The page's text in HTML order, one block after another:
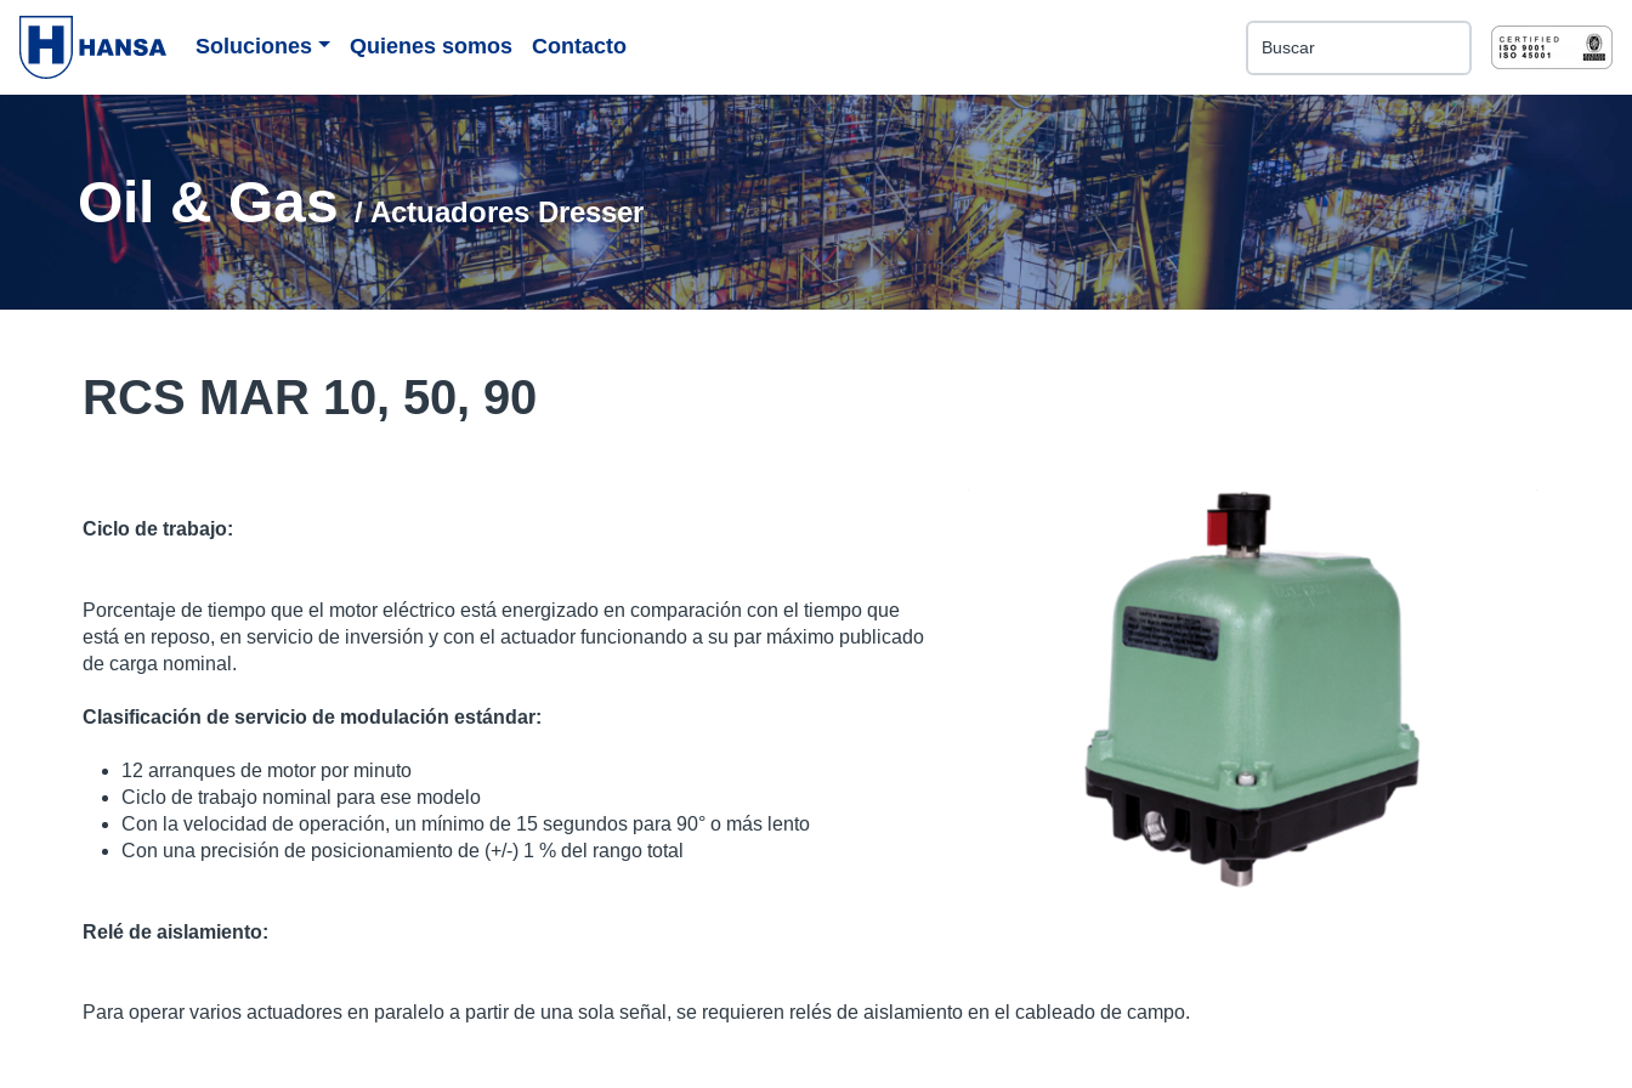
Soluciones Quienes somos Contacto
Esto es un campo de búsqueda con una función
No hay sugerencias porque el campo de
Oil & Gas/ Actuadores Dresser
RCS MAR 10, 50, 90
Ciclo de trabajo:
Porcentaje de tiempo que el motor eléctrico está energizado en comparación con el tiempo que
está en reposo, en servicio de inversión y con el actuador funcionando a su par máximo publicado
de carga nominal.
Clasificación de servicio de modulación estándar:
12 arranques de motor por minuto
Ciclo de trabajo nominal para ese modelo
Con la velocidad de operación, un mínimo de 15 segundos para 90° o más lento
Con una precisión de posicionamiento de (+/-) 1 % del rango total
Relé de aislamiento:
Para operar varios actuadores en paralelo a partir de una sola señal, se requieren relés de aislamiento en el cableado de campo.